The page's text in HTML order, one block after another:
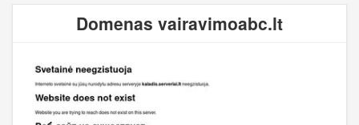
Domenas vairavimoabc.lt